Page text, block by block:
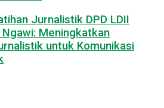
Jurnalistik DPD LDII
Meningkatkan
untuk Komunikasi